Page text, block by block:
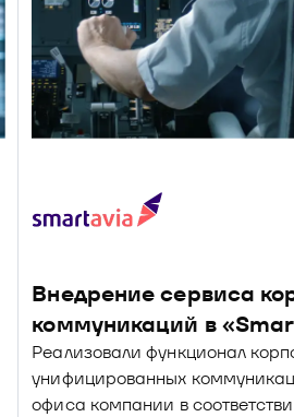
Внедрение сервиса
коммуникаций в
Реализовали функционал
унифицированных
офиса компании в